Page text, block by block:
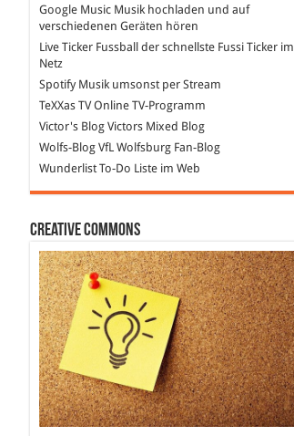
Google MusicMusik hochladen und auf
verschiedenen Geräten hören
Live Ticker Fussball
der schnellste Fussi Ticker im
Netz
SpotifyMusik umsonst per Stream
TeXXas TVOnline TV-Programm
Victor's BlogVictors Mixed Blog
Wolfs-BlogVfL Wolfsburg Fan-Blog
WunderlistTo-Do Liste im Web
Creative Commons